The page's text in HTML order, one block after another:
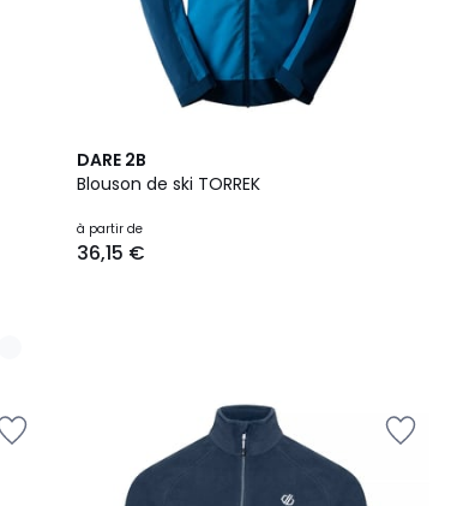
DARE 2B
Blouson de ski TORREK
à partir de
36,15 €